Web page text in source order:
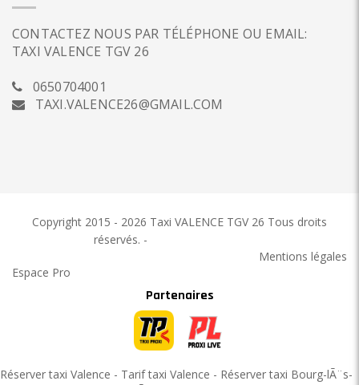
CONTACTEZ NOUS PAR TÉLÉPHONE OU EMAIL:
TAXI VALENCE TGV 26
0650704001
TAXI.VALENCE26@GMAIL.COM
Copyright 2015 - 2026 Taxi VALENCE TGV 26 Tous droits
réservés. -
Mentions légales
Espace Pro
Partenaires
Réserver taxi Valence - Tarif taxi Valence - Réserver taxi Bourg-lÃ¨s-